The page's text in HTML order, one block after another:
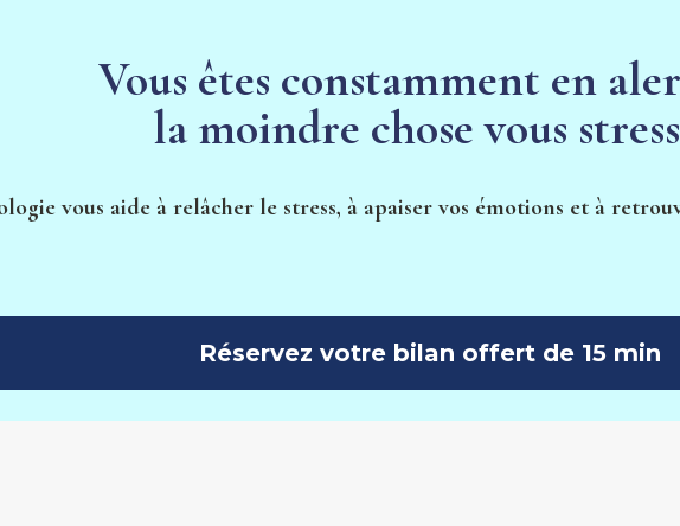
Vous êtes constamment en
la moindre chose vous
vous aide à relâcher le stress, à apaiser vos émotions et à
Réservez votre bilan offert de 15 min